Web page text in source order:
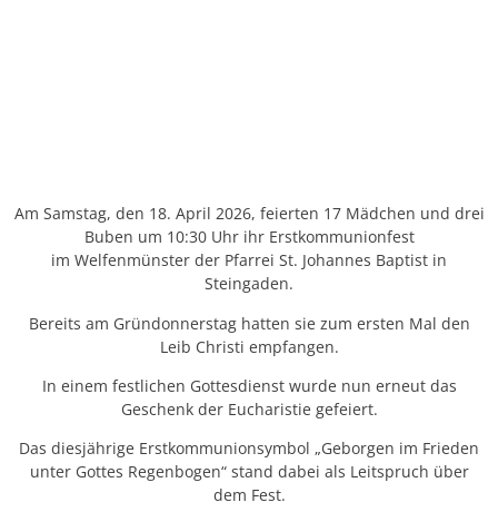
Am Samstag, den 18. April 2026, feierten 17 Mädchen und drei
Buben um 10:30 Uhr ihr Erstkommunionfest
im Welfenmünster der Pfarrei St. Johannes Baptist in
Steingaden.
Bereits am Gründonnerstag hatten sie zum ersten Mal den
Leib Christi empfangen.
In einem festlichen Gottesdienst wurde nun erneut das
Geschenk der Eucharistie gefeiert.
Das diesjährige Erstkommunionsymbol „Geborgen im Frieden
unter Gottes Regenbogen“ stand dabei als Leitspruch über
dem Fest.